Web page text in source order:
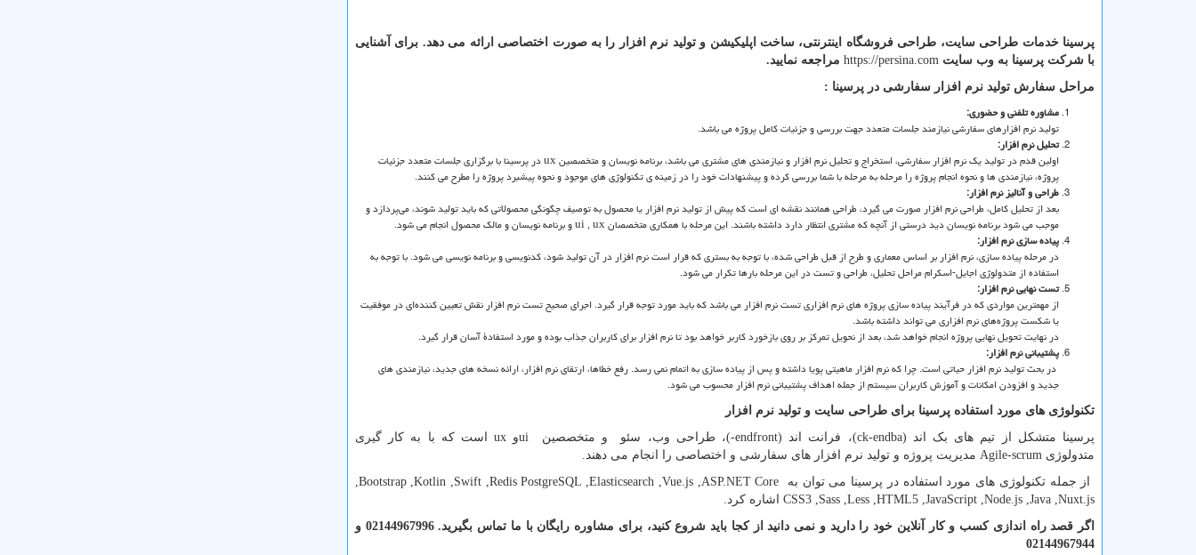
پرسینا خدمات طراحی سایت، طراحی فروشگاه اینترنتی، ساخت اپلیکیشن و تولید نرم افزار را به صورت اختصاصی ارائه می دهد. برای آشنایی
با شرکت پرسینا به وب سایت https://persina.com مراجعه نمایید.
مراحل سفارش تولید نرم افزار سفارشی در پرسینا :
مشاوره تلفنی و حضوری:
تولید نرم افزارهای سفارشی نیازمند جلسات متعدد جهت بررسی و جزئیات کامل پروژه می باشد.
تحلیل نرم افزار:
اولین قدم در تولید یک نرم افزار سفارشی، استخراج و تحلیل نرم افزار و نیازمندی های مشتری می باشد، برنامه نویسان و متخصصینuxدر پرسینا با برگزاری جلسات متعدد جزئیات
پروژه، نیازمندی ها و نحوه انجام پروژه را مرحله به مرحله با شما بررسی کرده و پیشنهادات خود را در زمینه ی تکنولوژی های موجود و نحوه پیشبرد پروژه را مطرح می کنند.
طراحیو آنالیزنرم افزار:
بعد از تحلیل کامل، طراحی نرم افزار صورت می گیرد، طراحی همانند نقشه ای است که پیش از تولید نرم افزار یا محصول به توصیف چگونگی محصولاتی که باید تولید شوند، می‌پردازد و
موجب می شود برنامه نویسان دید درستی از آنچه که مشتری انتظار دارد داشته باشند. این مرحله با همکاری متخصصانui , uxو برنامه نویسان و مالک محصول انجام می شود.
پیاده سازی نرم افزار:
در مرحله پیاده سازی، نرم افزار بر اساس معماری و طرح از قبل طراحی شده، با توجه به بستری که قرار است نرم افزار در آن تولید شود، کدنویسی و برنامه نویسی می شود. با توجه به
استفاده از متدولوژی اجایل-اسکرام مراحل تحلیل، طراحی و تست در این مرحله بارها تکرار می شود.
تست نهایی نرم افزار:
از مهمترین مواردی که در فرآیند پیاده سازی پروژه های نرم افزاری تست نرم افزار می باشد که باید مورد توجه قرار گیرد. اجرای صحیح تست نرم افزار نقش تعیین کننده‌ای در موفقیت
یا شکست پروژه‌های نرم افزاری می تواند داشته باشد.
در نهایت تحویل نهایی پروژه انجام خواهد شد، بعد از نحویل تمرکز بر روی بازخورد کاربر خواهد بود تا نرم افزار برای کاربران جذاب بوده و مورد استفادۀ آسان قرار گیرد.
پشتیبانی نرم افزار:
در بحث تولید نرم افزار حیاتی است. چرا که نرم افزار ماهیتی پویا داشته و پس از پیاده سازی به اتمام نمی رسد. رفع خطاها، ارتقای نرم افزار، ارائه نسخه های جدید، نیازمندی های
جدید و افزودن امکانات و آموزش کاربران سیستم از جمله اهداف پشتیبانی نرم افزار محسوب می شود.
تکنولوژی های مورد استفاده پرسینا برای طراحی سایت و تولید نرم افزار
پرسینا متشکل از تیم های بک اند (ba
ck-end)، فرانت اند (front
-end)، طراحی وب، سئو و متخصصین uiو uxاست که با به کار گیری
متدولوژی Agile-scrum مدیریت پروژه و تولید نرم افزار های سفارشی و اختصاصی را انجام می دهند.
از جمله تکنولوژی های مورد استفاده در پرسینا می توان به ,ASP.NET Core
,Vue.js
PostgreSQL ,Elasticsearch
,Redis
,Kotlin ,Swift
,Bootstrap
,Nuxt.js
,Node.js ,Java
,JavaScript
,HTML5
,Less
,Sass
CSS3 اشاره کرد.
اگر قصد راه اندازی کسب و کار آنلاین خود را دارید و نمی دانید از کجا باید شروع کنید، برای مشاوره رایگان با ما تماس بگیرید. 02144967996 و
02144967944